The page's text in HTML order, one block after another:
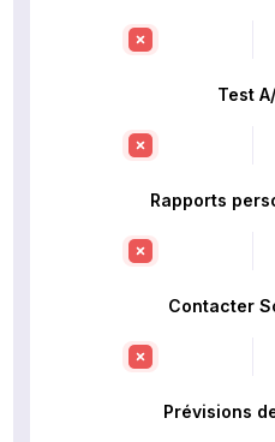
Test
Rapports
Contacter
Prévisions